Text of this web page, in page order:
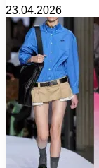
23.04.2026